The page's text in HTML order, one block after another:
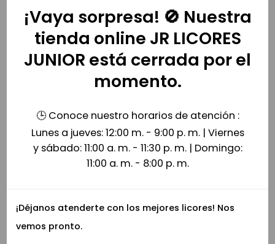
El exceso de alcohol es perjudicial para la
salud. Prohíbase el expendio de bebidas
embriagantes a menores de edad.
¡Vaya sorpresa! 🚫 Nuestra
tienda online JR LICORES
JUNIOR está cerrada por el
momento.
🕒 Conoce nuestro horarios de atención :
Lunes a jueves: 12:00 m. - 9:00 p. m. | Viernes
y sábado: 11:00 a. m. - 11:30 p. m. | Domingo:
11:00 a. m. - 8:00 p. m.
¡Déjanos atenderte con los mejores licores! Nos
vemos pronto.